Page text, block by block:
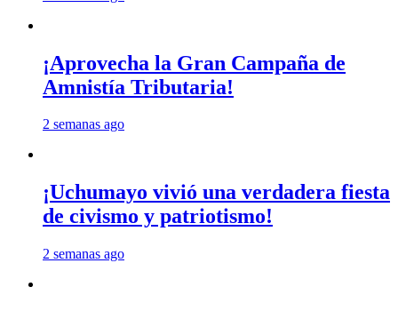
¡Aprovecha la Gran Campaña de
Amnistía Tributaria!
2 semanas ago
¡Uchumayo vivió una verdadera fiesta
de civismo y patriotismo!
2 semanas ago